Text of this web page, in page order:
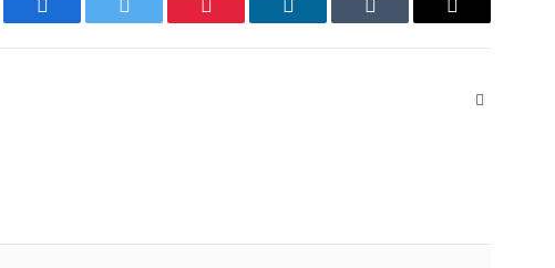
Facebook Twitter Pinterest LinkedIn Tumblr Email